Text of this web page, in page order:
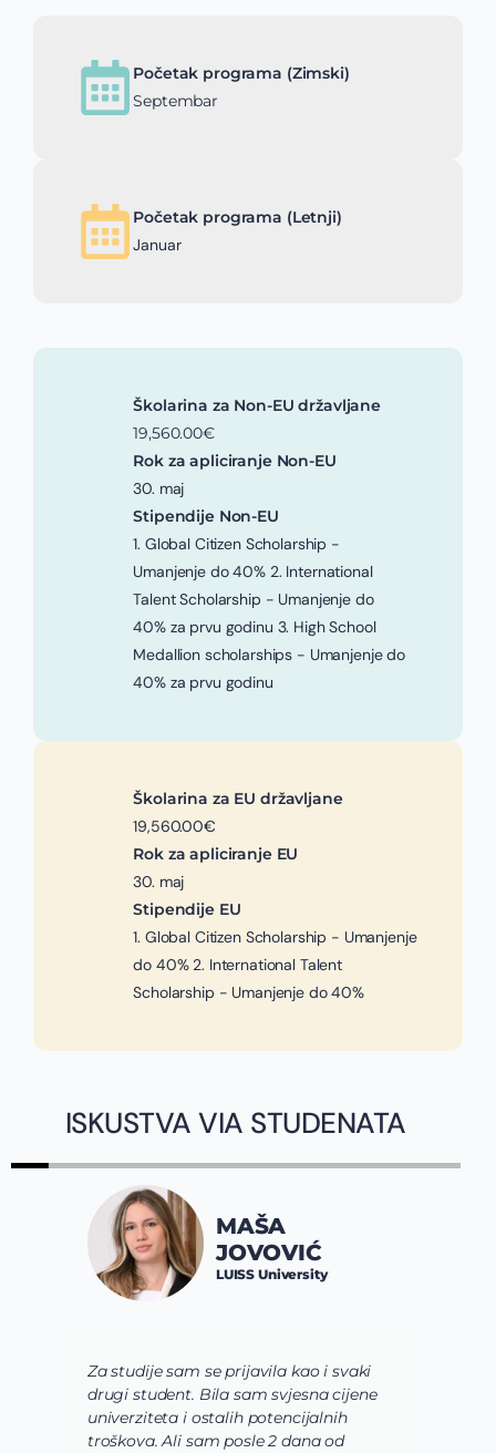
Početak programa (Zimski)
Septembar
Početak programa (Letnji)
Januar
Školarina za Non-EU državljane
19,560.00€
Rok za apliciranje Non-EU
30. maj
Stipendije Non-EU
1. Global Citizen Scholarship -
Umanjenje do 40% 2. International
Talent Scholarship - Umanjenje do
40% za prvu godinu 3. High School
Medallion scholarships - Umanjenje do
40% za prvu godinu
Školarina za EU državljane
19,560.00€
Rok za apliciranje EU
30. maj
Stipendije EU
1. Global Citizen Scholarship - Umanjenje
do 40% 2. International Talent
Scholarship - Umanjenje do 40%
ISKUSTVA VIA STUDENATA
Za studije sam se prijavila kao i svaki
drugi student. Bila sam svjesna cijene
univerziteta i ostalih potencijalnih
troškova. Ali sam posle 2 dana od
MAŠA
JOVOVIĆ
LUISS University